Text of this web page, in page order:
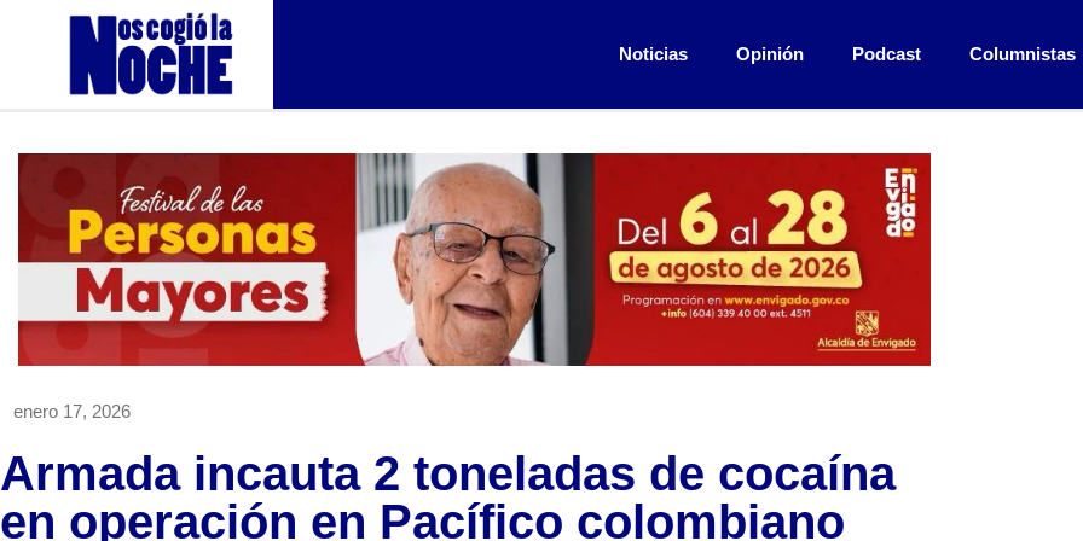
Noticias Opinión Podcast Columnistas
enero 17, 2026
Armada incauta 2 toneladas de cocaína
en operación en Pacífico colombiano